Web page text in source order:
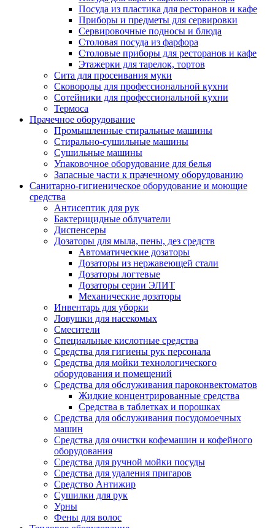
Посуда из пластика для ресторанов и кафе
Приборы и предметы для сервировки
Сервировочные подносы и блюда
Столовая посуда из фарфора
Столовые приборы для ресторанов и кафе
Этажерки для тарелок, тортов
Сита для просеивания муки
Сковороды для профессиональной кухни
Сотейники для профессиональной кухни
Термоса
Прачечное оборудование
Промышленные стиральные машины
Стирально-сушильные машины
Сушильные машины
Упаковочное оборудование для белья
Запасные части к прачечному оборудованию
Санитарно-гигиеническое оборудование и моющие
средства
Антисептик для рук
Бактерицидные облучатели
Диспенсеры
Дозаторы для мыла, пены, дез средств
Автоматические дозаторы
Дозаторы из нержавеющей стали
Дозаторы логтевые
Дозаторы серии ЭЛИТ
Механические дозаторы
Инвентарь для уборки
Ловушки для насекомых
Смесители
Специальные кислотные средства
Средства для гигиены рук персонала
Средства для мойки технологического
оборудования и помещений
Средства для обслуживания пароконвектоматов
Жидкие концентрированные средства
Средства в таблетках и порошках
Средства для обслуживания посудомоечных
машин
Средства для очистки кофемашин и кофейного
оборудования
Средства для ручной мойки посуды
Средства для удаления пригаров
Средство Антижир
Сушилки для рук
Урны
Фены для волос